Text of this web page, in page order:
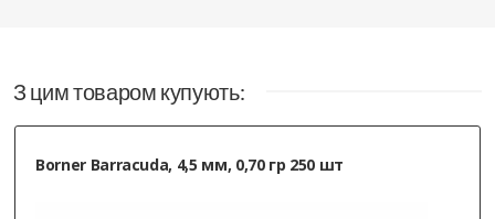
З цим товаром купують:
Borner Barracuda, 4,5 мм, 0,70 гр 250 шт